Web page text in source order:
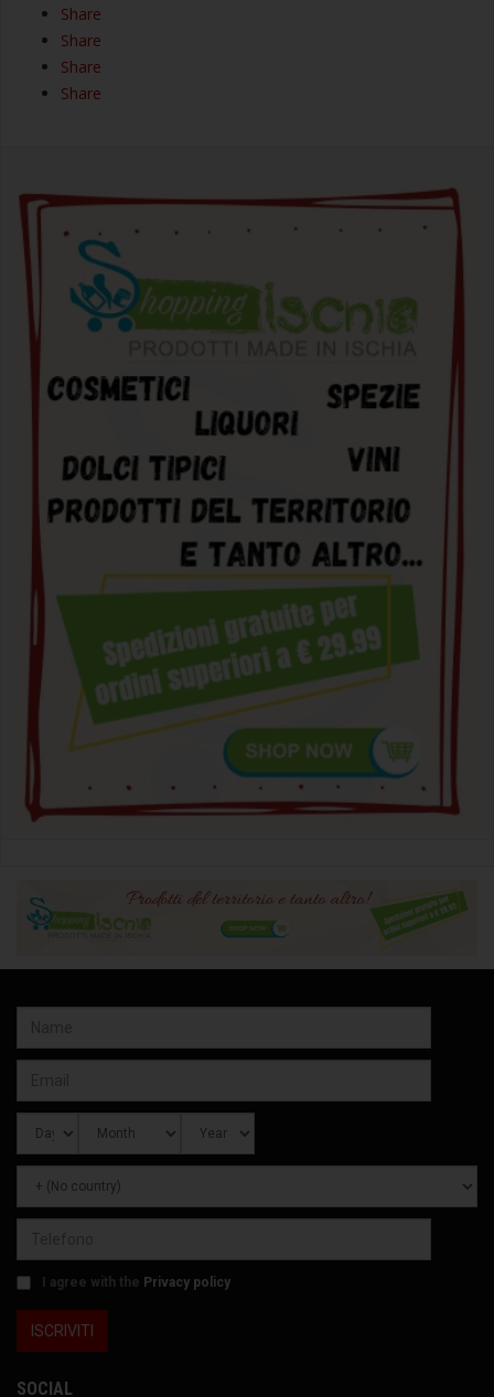
Share
Share
Share
Share
I agree with the Privacy policy
SOCIAL